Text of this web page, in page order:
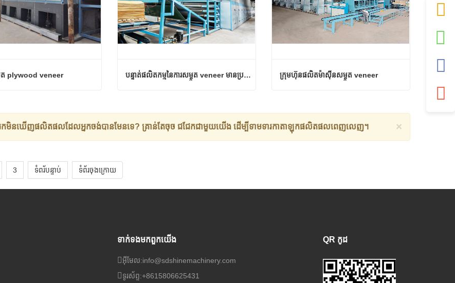
plywood veneer បន្ទាត់ផលិតកម្មនៃការសម្ងួត veneer មានប្រសិទ្ធភាពខ្ពស់។ ក្រុមហ៊ុនផលិតម៉ាស៊ីនសម្ងួត veneer
×
កមិនឃើញផលិតផលដែលអ្នកចង់បានមែនទេ? គ្រាន់តែចុច ជជែកជាមួយយើង ដើម្បីទាមទារកាតាឡុកផលិតផលពេញលេញ។
3 ទំ​ព​រ័​បន្ទាប់ ទំព័រ​ចុងក្រោយ
ទាក់ទង​មក​ពួក​យើង
អ៊ីមែល:info@sdshinemachinery.com
ទូរស័ព្ទ:+8615806625431
QR កូដ